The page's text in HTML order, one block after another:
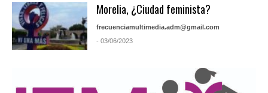
Morelia, ¿Ciudad feminista?
frecuenciamultimedia.adm@gmail.com
- 03/06/2023